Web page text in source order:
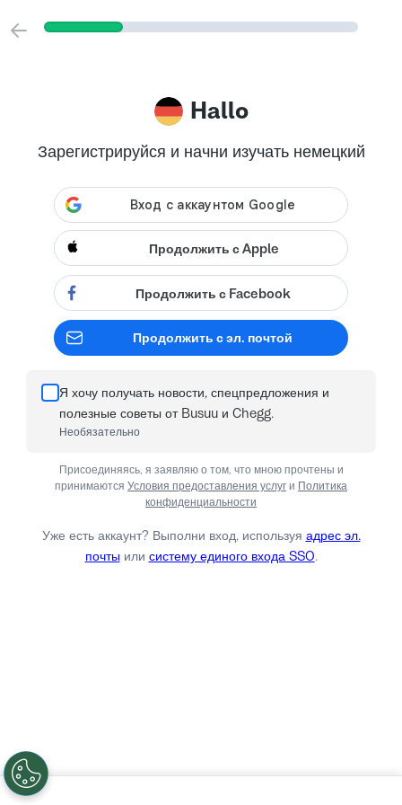
Hallo
Зарегистрируйся и начни изучать немецкий
Продолжить с Apple
Продолжить с Facebook
Продолжить с эл. почтой
Я хочу получать новости, спецпредложения и
полезные советы от Busuu и Chegg.
Необязательно
Присоединяясь, я заявляю о том, что мною прочтены и
принимаются Условия предоставления услуг и Политика
конфиденциальности
Уже есть аккаунт? Выполни вход, используя адрес эл.
почтыили систему единого входа SSO.